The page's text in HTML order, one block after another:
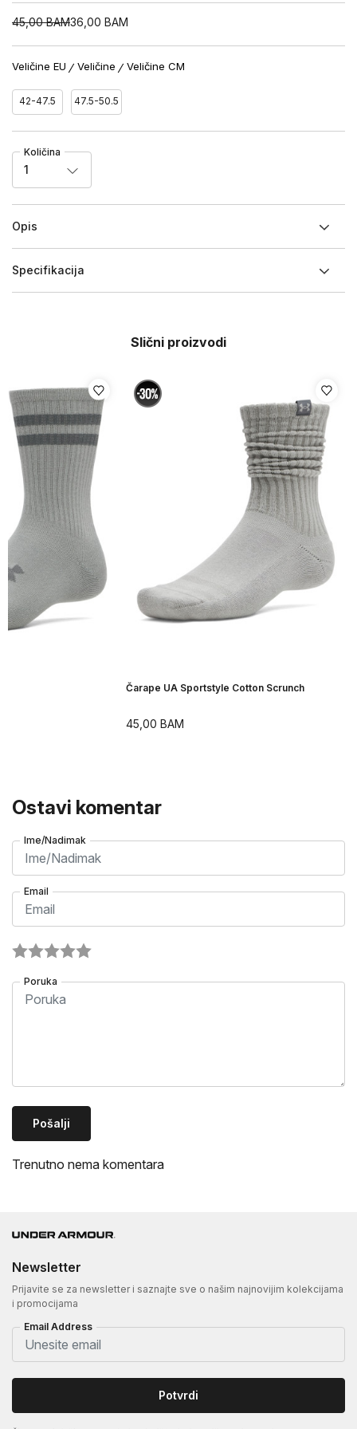
45,00 BAM36,00 BAM
Veličine EU Veličine Veličine CM
42-47.5 47.5-50.5
Količina
1
Opis
Specifikacija
Slični proizvodi
Čarape UA Sportstyle Cotton Scrunch
45,00 BAM
Ostavi komentar
Ime/Nadimak
Email
Poruka
Pošalji
Trenutno nema komentara
Newsletter
Prijavite se za newsletter i saznajte sve o našim najnovijim kolekcijama
i promocijama
Email Address
Potvrdi